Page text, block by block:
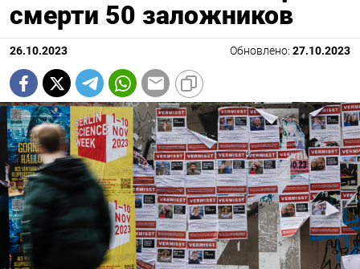
смерти 50 заложников
26.10.2023 Обновлено: 27.10.2023